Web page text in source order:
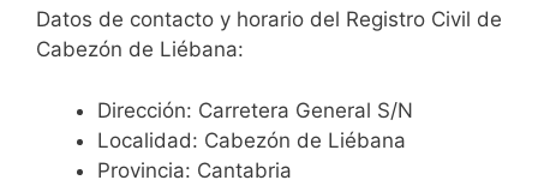
Datos de contacto y horario del Registro Civil de
Cabezón de Liébana:
Dirección: Carretera General S/N
Localidad: Cabezón de Liébana
Provincia: Cantabria